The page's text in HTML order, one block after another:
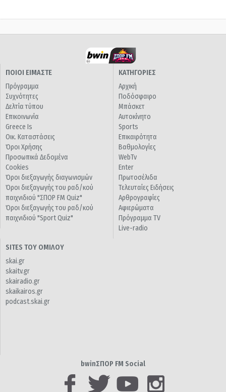
ΠΟΙΟΙ ΕΙΜΑΣΤΕ
Πρόγραμμα
Συχνότητες
Δελτία τύπου
Επικοινωνία
Greece Is
Οικ. Καταστάσεις
Όροι Χρήσης
Προσωπικά Δεδομένα
Cookies
Όροι διεξαγωγής διαγωνισμών
Όροι διεξαγωγής του ραδ/κού
παιχνιδιού "ΣΠΟΡ FM Quiz"
Όροι διεξαγωγής του ραδ/κού
παιχνιδιού "Sport Quiz"
ΚΑΤΗΓΟΡΙΕΣ
Αρχική
Ποδόσφαιρο
Μπάσκετ
Αυτοκίνητο
Sports
Επικαιρότητα
Βαθμολογίες
WebTv
Enter
Πρωτοσέλιδα
Τελευταίες Ειδήσεις
Αρθρογραφίες
Αφιερώματα
Πρόγραμμα TV
Live-radio
SITES ΤΟΥ ΟΜΙΛΟΥ
skai.gr
skaitv.gr
skairadio.gr
skaikairos.gr
podcast.skai.gr
bwinΣΠΟΡ FM Social